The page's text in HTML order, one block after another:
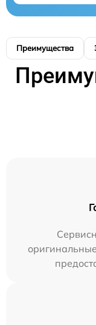
Преимущества